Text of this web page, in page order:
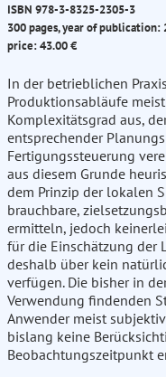
ISBN 978-3-8325-2305-3
300 pages, year of publication:
price: 43.00 €
In der betrieblichen
Produktionsabläufe
Komplexitätsgrad aus,
entsprechender
Fertigungssteuerung
aus diesem Grunde
dem Prinzip der lokalen
brauchbare,
ermitteln, jedoch
für die Einschätzung der
deshalb über kein
verfügen. Die bisher in
Verwendung findenden
Anwender meist
bislang keine
Beobachtungszeitpunkt